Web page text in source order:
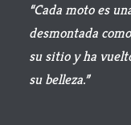
“Cada moto es
desmontada
su sitio y ha
su belleza.”